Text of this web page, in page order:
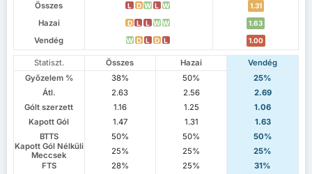
Összes
L D W L W 1.31
Hazai D L L W W 1.63
Vendég W D L D L 1.00
Statiszt. Összes Hazai
Vendég
Győzelem %
38% 50%
25%
Átl.
2.63 2.56
2.69
Gólt szerzett
1.16 1.25
1.06
Kapott Gól
1.47 1.31
1.63
BTTS
50% 50%
50%
Kapott Gól Nélküli
Meccsek
25% 25%
25%
FTS
28% 25%
31%